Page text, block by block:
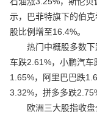
示，巴菲特旗下的伯
股比例增至16.4%。
热门中概股多数下
车跌2.61%，小鹏汽
1.65%，阿里巴巴跌
3.32%，拼多多跌
欧洲三大股指收盘